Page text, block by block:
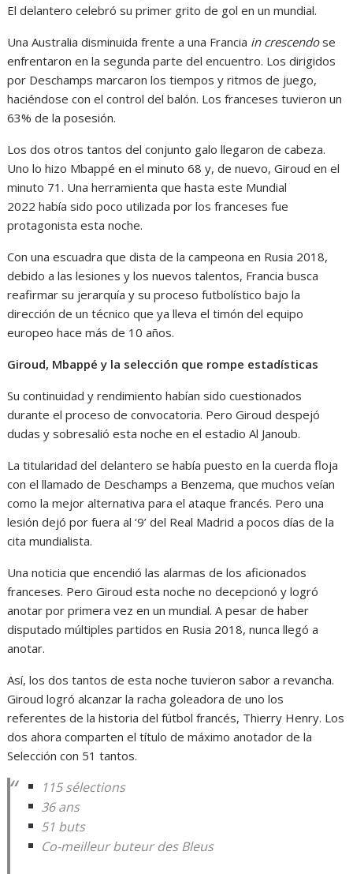
El delantero celebró su primer grito de gol en un mundial.
Una Australia disminuida frente a una Francia in crescendose
enfrentaron en la segunda parte del encuentro. Los dirigidos
por Deschamps marcaron los tiempos y ritmos de juego,
haciéndose con el control del balón. Los franceses tuvieron un
63% de la posesión.
Los dos otros tantos del conjunto galo llegaron de cabeza.
Uno lo hizo Mbappé en el minuto 68 y, de nuevo, Giroud en el
minuto 71. Una herramienta que hasta este Mundial
2022 había sido poco utilizada por los franceses fue
protagonista esta noche.
Con una escuadra que dista de la campeona en Rusia 2018,
debido a las lesiones y los nuevos talentos, Francia busca
reafirmar su jerarquía y su proceso futbolístico bajo la
dirección de un técnico que ya lleva el timón del equipo
europeo hace más de 10 años.
Giroud, Mbappé y la selección que rompe estadísticas
Su continuidad y rendimiento habían sido cuestionados
durante el proceso de convocatoria. Pero Giroud despejó
dudas y sobresalió esta noche en el estadio Al Janoub.
La titularidad del delantero se había puesto en la cuerda floja
con el llamado de Deschamps a Benzema, que muchos veían
como la mejor alternativa para el ataque francés. Pero una
lesión dejó por fuera al ‘9’ del Real Madrid a pocos días de la
cita mundialista.
Una noticia que encendió las alarmas de los aficionados
franceses. Pero Giroud esta noche no decepcionó y logró
anotar por primera vez en un mundial. A pesar de haber
disputado múltiples partidos en Rusia 2018, nunca llegó a
anotar.
Así, los dos tantos de esta noche tuvieron sabor a revancha.
Giroud logró alcanzar la racha goleadora de uno los
referentes de la historia del fútbol francés, Thierry Henry. Los
dos ahora comparten el título de máximo anotador de la
Selección con 51 tantos.
115 sélections
36 ans
51 buts
Co-meilleur buteur des Bleus